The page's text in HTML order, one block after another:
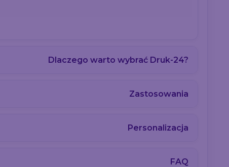
Dlaczego warto wybrać Druk-24?
Zastosowania
Personalizacja
FAQ